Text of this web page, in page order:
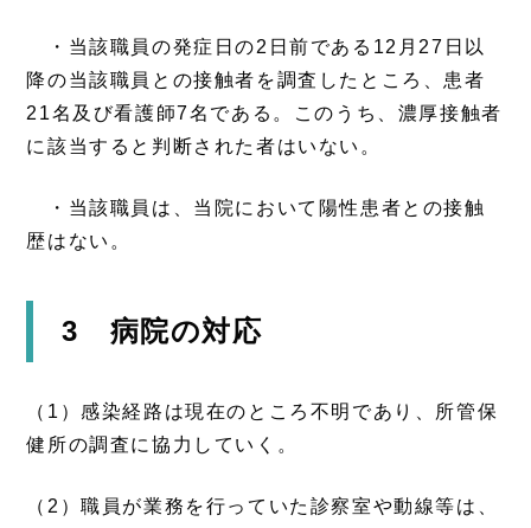
・当該職員の発症日の2日前である12月27日以
降の当該職員との接触者を調査したところ、患者
21名及び看護師7名である。このうち、濃厚接触者
に該当すると判断された者はいない。
・当該職員は、当院において陽性患者との接触
歴はない。
3 病院の対応
（1）感染経路は現在のところ不明であり、所管保
健所の調査に協力していく。
（2）職員が業務を行っていた診察室や動線等は、